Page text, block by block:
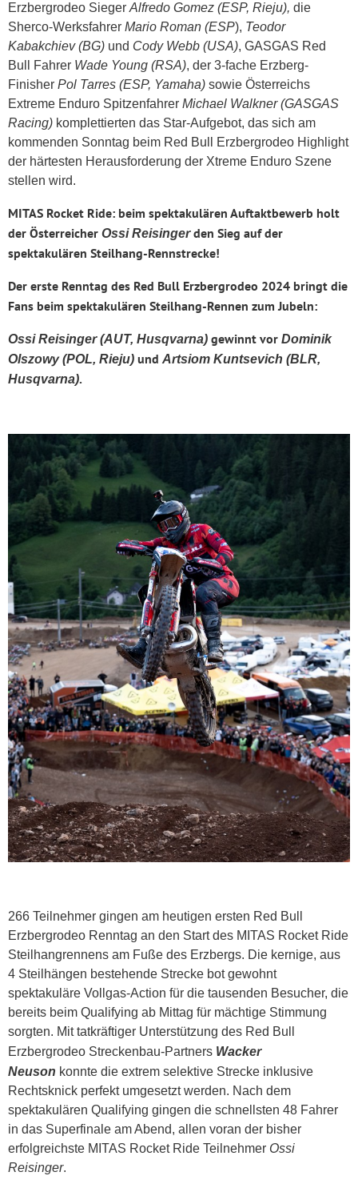
Erzbergrodeo Sieger Alfredo Gomez (ESP, Rieju), die
Sherco-Werksfahrer Mario Roman (ESP), Teodor
Kabakchiev (BG) und Cody Webb (USA), GASGAS Red
Bull Fahrer Wade Young (RSA), der 3-fache Erzberg-
Finisher Pol Tarres (ESP, Yamaha) sowie Österreichs
Extreme Enduro Spitzenfahrer Michael Walkner (GASGAS
Racing) komplettierten das Star-Aufgebot, das sich am
kommenden Sonntag beim Red Bull Erzbergrodeo Highlight
der härtesten Herausforderung der Xtreme Enduro Szene
stellen wird.
MITAS Rocket Ride: beim spektakulären Auftaktbewerb holt
der Österreicher Ossi Reisingerden Sieg auf der
spektakulären Steilhang-Rennstrecke!
Der erste Renntag des Red Bull Erzbergrodeo 2024 bringt die
Fans beim spektakulären Steilhang-Rennen zum Jubeln:
Ossi Reisinger (AUT, Husqvarna) gewinnt vor Dominik
Olszowy (POL, Rieju) und Artsiom Kuntsevich (BLR,
Husqvarna).
266 Teilnehmer gingen am heutigen ersten Red Bull
Erzbergrodeo Renntag an den Start des MITAS Rocket Ride
Steilhangrennens am Fuße des Erzbergs. Die kernige, aus
4 Steilhängen bestehende Strecke bot gewohnt
spektakuläre Vollgas-Action für die tausenden Besucher, die
bereits beim Qualifying ab Mittag für mächtige Stimmung
sorgten. Mit tatkräftiger Unterstützung des Red Bull
Erzbergrodeo Streckenbau-Partners Wacker
Neuson konnte die extrem selektive Strecke inklusive
Rechtsknick perfekt umgesetzt werden. Nach dem
spektakulären Qualifying gingen die schnellsten 48 Fahrer
in das Superfinale am Abend, allen voran der bisher
erfolgreichste MITAS Rocket Ride Teilnehmer Ossi
Reisinger.